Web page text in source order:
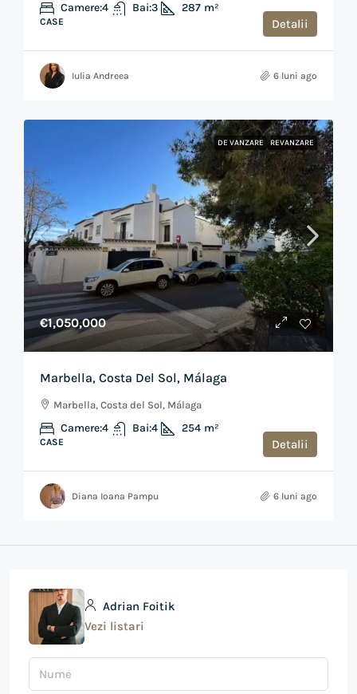
Camere:4 Bai:3 287 m²
CASE Detalii
Iulia Andreea 6 luni ago
DE VANZARE REVANZARE
€1,050,000
Marbella, Costa Del Sol, Málaga
Marbella, Costa del Sol, Málaga
Camere:4 Bai:4 254 m²
CASE Detalii
Diana Ioana Pampu 6 luni ago
Adrian Foitik
Vezi listari